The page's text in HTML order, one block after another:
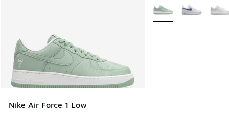
Nike Air Force 1 Low
Meer kleuren